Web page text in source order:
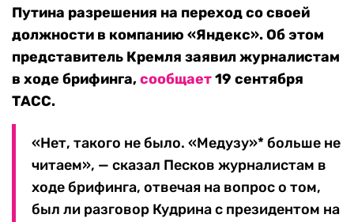
Путина разрешения на переход со своей
должности в компанию «Яндекс». Об этом
представитель Кремля заявил журналистам
в ходе брифинга,сообщает19 сентября
ТАСС.
«Нет, такого не было. «Медузу»* больше не
читаем», — сказал Песков журналистам в
ходе брифинга, отвечая на вопрос о том,
был ли разговор Кудрина с президентом на